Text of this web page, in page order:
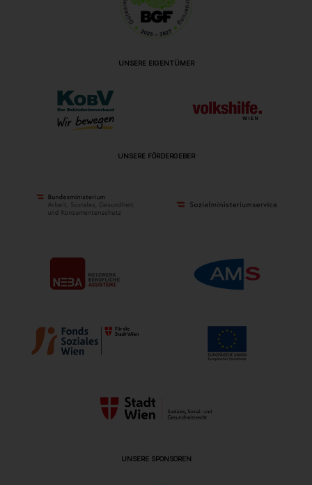
UNSERE EIGENTÜMER
UNSERE FÖRDERGEBER
UNSERE SPONSOREN